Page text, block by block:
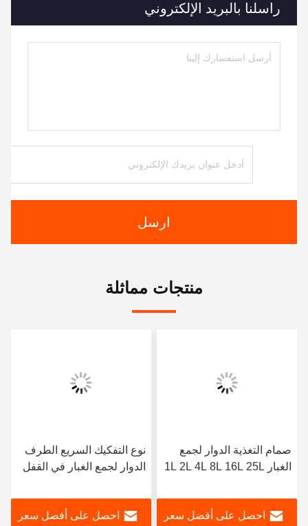
راسلنا بالبريد الإلكتروني
ارسل
منتجات مماثلة
صمام التغذية الدوار لجمع
الغبار 1L 2L 4L 8L 16L 25L
احصل على أفضل سعر
نوع التفكيك السريع الطرف
الدوار لجمع الغبار في القفل
احصل على أفضل سعر